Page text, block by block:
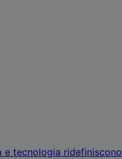
tecnologia ridefiniscono